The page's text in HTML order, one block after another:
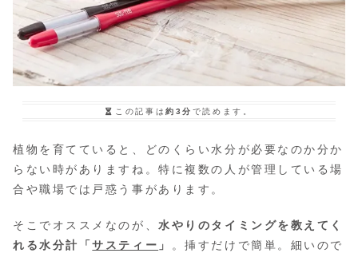
この記事は約3分 で読めます。
植物を育てていると、どのくらい水分が必要なのか分か
らない時がありますね。特に複数の人が管理している場
合や職場では戸惑う事があります。
そこでオススメなのが、水やりのタイミングを教えてく
れる水分計「サスティー 」
。挿すだけで簡単。細いので